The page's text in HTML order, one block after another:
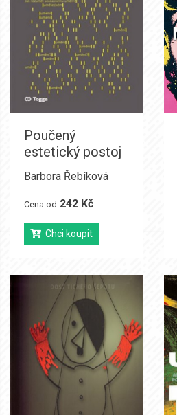
Poučený
estetický postoj
Barbora Řebíková
Cena od 242 Kč
Chci koupit